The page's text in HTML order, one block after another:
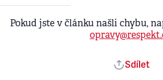
Pokud jste v článku našli chybu,
Sdílet